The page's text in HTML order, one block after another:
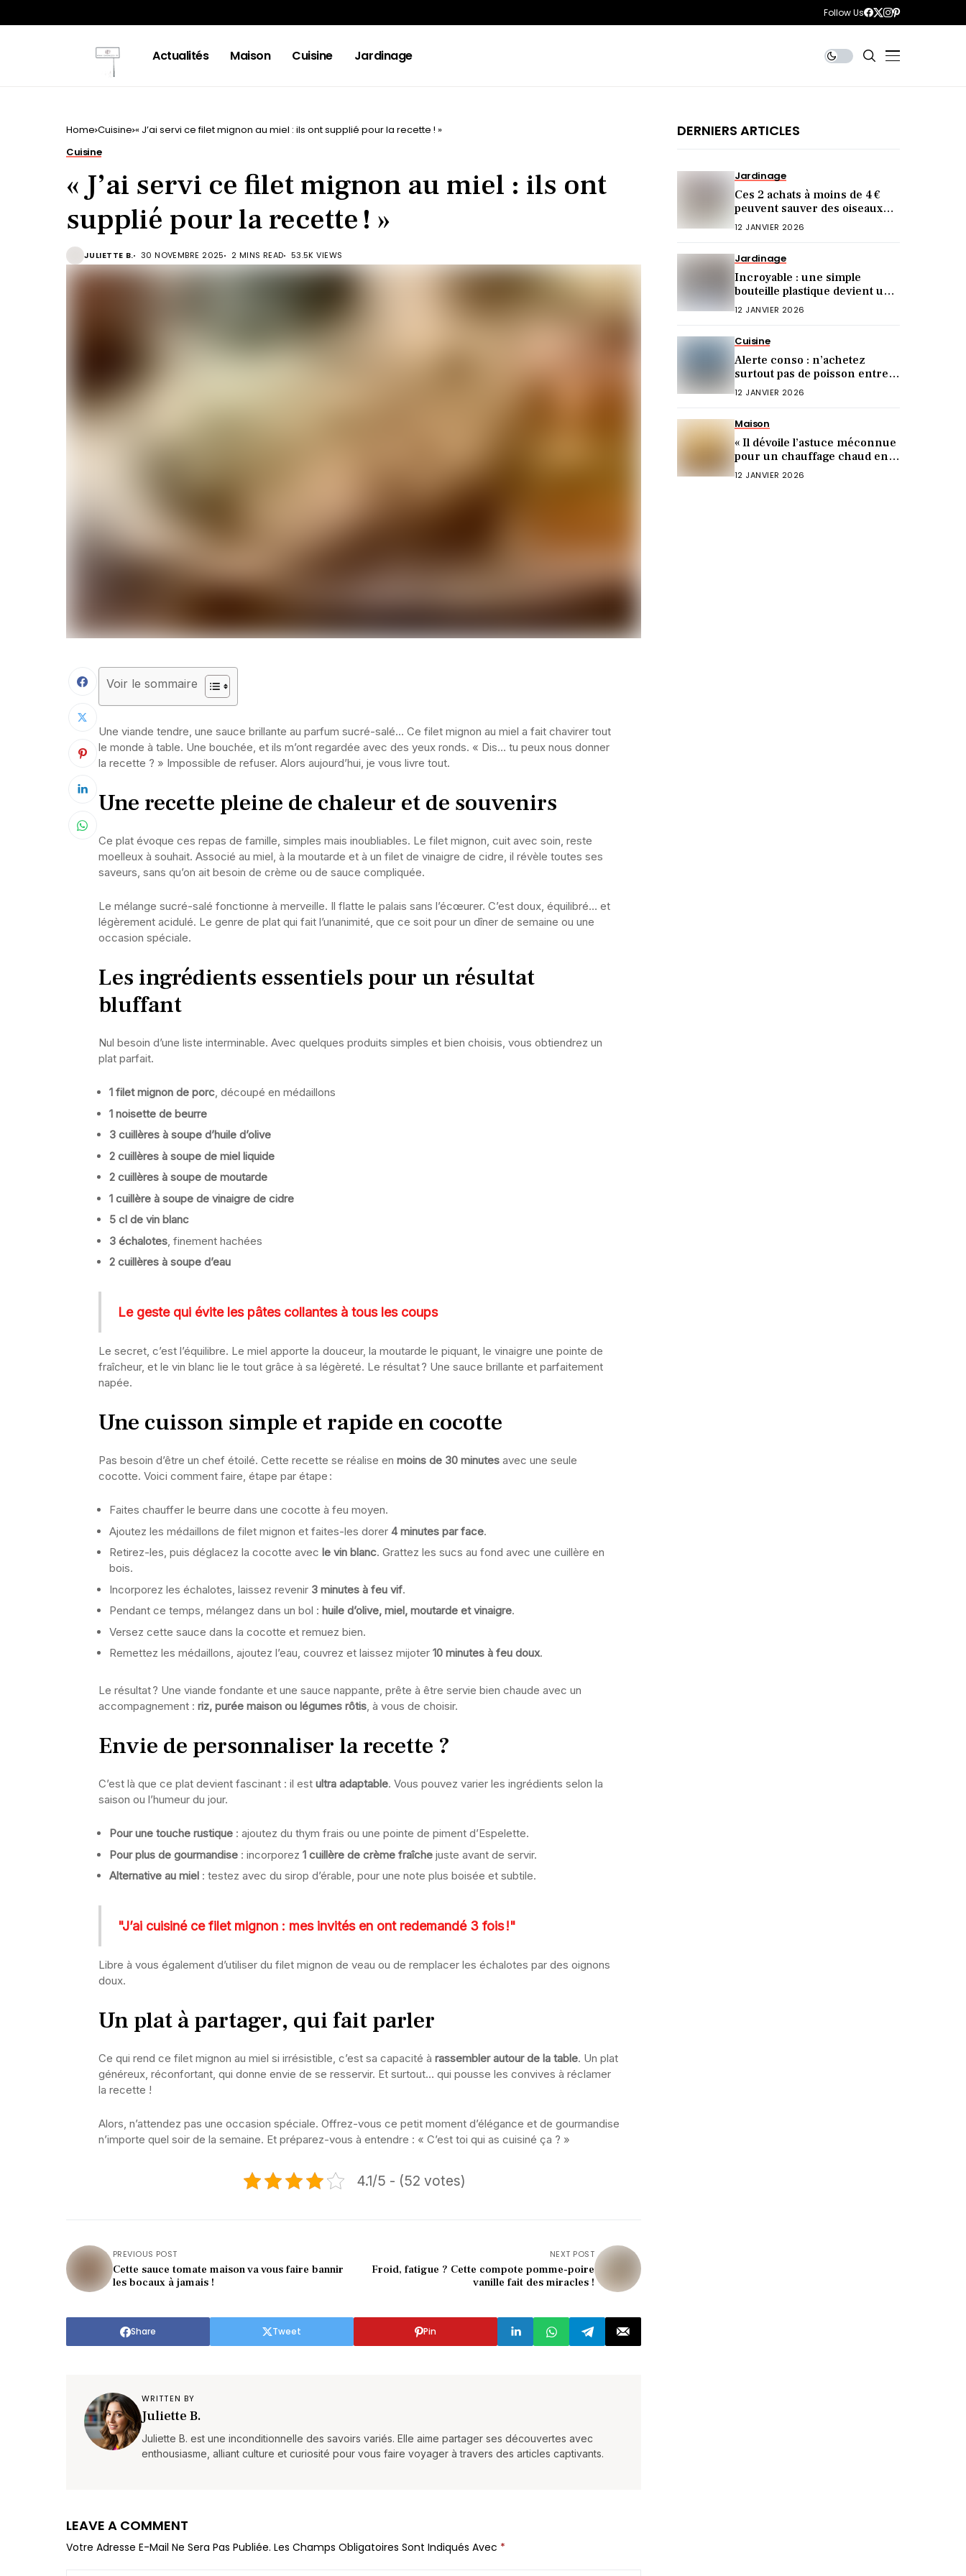
Follow Us
Actualités Maison Cuisine Jardinage
Home Cuisine « J’ai servi ce filet mignon au miel : ils ont supplié pour la recette ! »
Cuisine
« J’ai servi ce filet mignon au miel : ils ont
supplié pour la recette ! »
JULIETTE B. 30 NOVEMBRE 2025 2 MINS READ 53.5K VIEWS
Voir le sommaire
Une viande tendre, une sauce brillante au parfum sucré-salé… Ce filet mignon au miel a fait chavirer tout
le monde à table. Une bouchée, et ils m’ont regardée avec des yeux ronds. « Dis… tu peux nous donner
la recette ? » Impossible de refuser. Alors aujourd’hui, je vous livre tout.
Une recette pleine de chaleur et de souvenirs
Ce plat évoque ces repas de famille, simples mais inoubliables. Le filet mignon, cuit avec soin, reste
moelleux à souhait. Associé au miel, à la moutarde et à un filet de vinaigre de cidre, il révèle toutes ses
saveurs, sans qu’on ait besoin de crème ou de sauce compliquée.
Le mélange sucré-salé fonctionne à merveille. Il flatte le palais sans l’écœurer. C’est doux, équilibré… et
légèrement acidulé. Le genre de plat qui fait l’unanimité, que ce soit pour un dîner de semaine ou une
occasion spéciale.
Les ingrédients essentiels pour un résultat
bluffant
Nul besoin d’une liste interminable. Avec quelques produits simples et bien choisis, vous obtiendrez un
plat parfait.
1 filet mignon de porc, découpé en médaillons
1 noisette de beurre
3 cuillères à soupe d’huile d’olive
2 cuillères à soupe de miel liquide
2 cuillères à soupe de moutarde
1 cuillère à soupe de vinaigre de cidre
5 cl de vin blanc
3 échalotes , finement hachées
2 cuillères à soupe d’eau
Le geste qui évite les pâtes collantes à tous les coups
Le secret, c’est l’équilibre. Le miel apporte la douceur, la moutarde le piquant, le vinaigre une pointe de
fraîcheur, et le vin blanc lie le tout grâce à sa légèreté. Le résultat ? Une sauce brillante et parfaitement
napée.
Une cuisson simple et rapide en cocotte
Pas besoin d’être un chef étoilé. Cette recette se réalise en moins de 30 minutes avec une seule
cocotte. Voici comment faire, étape par étape :
Faites chauffer le beurre dans une cocotte à feu moyen.
Ajoutez les médaillons de filet mignon et faites-les dorer 4 minutes par face.
Retirez-les, puis déglacez la cocotte avec le vin blanc. Grattez les sucs au fond avec une cuillère en
bois.
Incorporez les échalotes, laissez revenir 3 minutes à feu vif.
Pendant ce temps, mélangez dans un bol : huile d’olive, miel, moutarde et vinaigre.
Versez cette sauce dans la cocotte et remuez bien.
Remettez les médaillons, ajoutez l’eau, couvrez et laissez mijoter 10 minutes à feu doux.
Le résultat ? Une viande fondante et une sauce nappante, prête à être servie bien chaude avec un
accompagnement : riz, purée maison ou légumes rôtis, à vous de choisir.
Envie de personnaliser la recette ?
C’est là que ce plat devient fascinant : il est ultra adaptable. Vous pouvez varier les ingrédients selon la
saison ou l’humeur du jour.
Pour une touche rustique : ajoutez du thym frais ou une pointe de piment d’Espelette.
Pour plus de gourmandise : incorporez 1 cuillère de crème fraîche juste avant de servir.
Alternative au miel : testez avec du sirop d’érable, pour une note plus boisée et subtile.
"J’ai cuisiné ce filet mignon : mes invités en ont redemandé 3 fois !"
Libre à vous également d’utiliser du filet mignon de veau ou de remplacer les échalotes par des oignons
doux.
Un plat à partager, qui fait parler
Ce qui rend ce filet mignon au miel si irrésistible, c’est sa capacité à rassembler autour de la table. Un plat
généreux, réconfortant, qui donne envie de se resservir. Et surtout… qui pousse les convives à réclamer
la recette !
Alors, n’attendez pas une occasion spéciale. Offrez-vous ce petit moment d’élégance et de gourmandise
n’importe quel soir de la semaine. Et préparez-vous à entendre : « C’est toi qui as cuisiné ça ? »
4.1/5 - (52 votes)
PREVIOUS POST
Cette sauce tomate maison va vous faire bannir
les bocaux à jamais !
NEXT POST
Froid, fatigue ? Cette compote pomme-poire
vanille fait des miracles !
Share Tweet Pin
WRITTEN BY
Juliette B.
Juliette B. est une inconditionnelle des savoirs variés. Elle aime partager ses découvertes avec
enthousiasme, alliant culture et curiosité pour vous faire voyager à travers des articles captivants.
LEAVE A COMMENT
Votre Adresse E-Mail Ne Sera Pas Publiée. Les Champs Obligatoires Sont Indiqués Avec *
DERNIERS ARTICLES
Jardinage
Ces 2 achats à moins de 4 €
peuvent sauver des oiseaux
cet hiver (et vous ne le saviez
12 JANVIER 2026
Jardinage
Incroyable : une simple
bouteille plastique devient une
mangeoire idéale !
12 JANVIER 2026
Cuisine
Alerte conso : n’achetez
surtout pas de poisson entre
Noël et le Nouvel An (voici
12 JANVIER 2026
Maison
« Il dévoile l’astuce méconnue
pour un chauffage chaud en 5
min ! »
12 JANVIER 2026